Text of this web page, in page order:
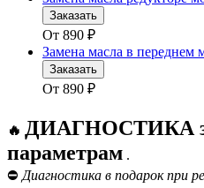
Заказать
От 890 ₽
Замена масла в переднем
Заказать
От 890 ₽
🔥 ДИАГНОСТИКА
параметрам .
⛔ Диагностика в подарок при